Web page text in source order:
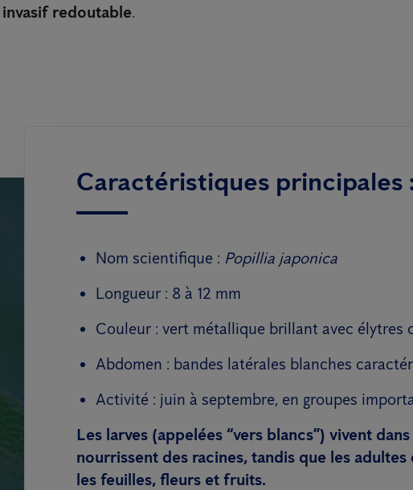
redoutable.
Caractéristiques principales
Nom scientifique : Popillia japonica
Longueur : 8 à 12 mm
Couleur : vert métallique brillant avec élytres
Abdomen : bandes latérales blanches
Activité : juin à septembre, en groupes
Les larves (appelées “vers blancs”) vivent
nourrissent des racines, tandis que les
les feuilles, fleurs et fruits.